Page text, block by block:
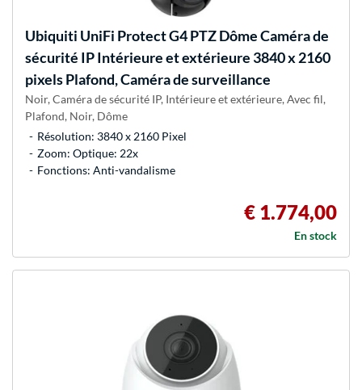
Ubiquiti UniFi Protect G4 PTZ Dôme Caméra de
sécurité IP Intérieure et extérieure 3840 x 2160
pixels Plafond, Caméra de surveillance
Noir, Caméra de sécurité IP, Intérieure et extérieure, Avec fil,
Plafond, Noir, Dôme
Résolution: 3840 x 2160 Pixel
Zoom: Optique: 22x
Fonctions: Anti-vandalisme
€ 1.774,00
En stock